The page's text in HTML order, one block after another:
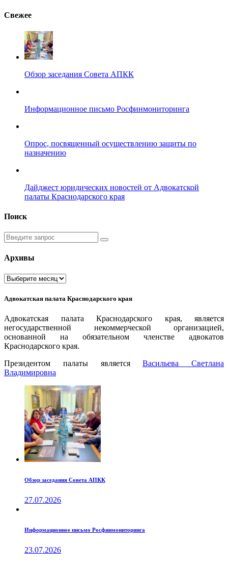
Свежее
Обзор заседания Совета АПКК
Информационное письмо Росфинмониторинга
Опрос, посвященный осуществлению защиты по
назначению
Дайджест юридических новостей от Адвокатской
палаты Краснодарского края
Поиск
Введите
запрос
Архивы
Архивы
Адвокатская палата Краснодарского края
Адвокатская палата Краснодарского края, является
негосударственной некоммерческой организацией,
основанной на обязательном членстве адвокатов
Краснодарского края.
Президентом палаты являетсяВаcильева Светлана
Владимировна
Обзор заседания Совета АПКК
27.07.2026
Информационное письмо Росфинмониторинга
23.07.2026